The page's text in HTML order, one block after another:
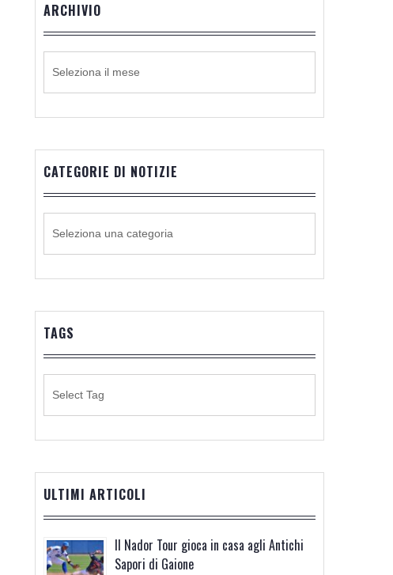
ARCHIVIO
CATEGORIE DI NOTIZIE
NOTIZIE
TAGS
ULTIMI ARTICOLI
Il Nador Tour gioca in casa agli Antichi
Sapori di Gaione